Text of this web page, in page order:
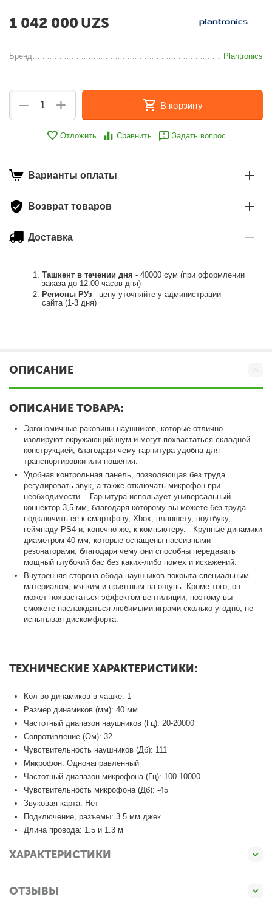
1 042 000 UZS
Бренд Plantronics
+
− В корзину
Отложить Сравнить Задать вопрос
Варианты оплаты
Возврат товаров
Доставка
Ташкент в течении дня - 40000 сум (при оформлении
заказа до 12.00 часов дня)
Регионы РУз - цену уточняйте у администрации
сайта (1-3 дня)
ОПИСАНИЕ
ОПИСАНИЕ ТОВАРА:
Эргономичные раковины наушников, которые отлично
изолируют окружающий шум и могут похвастаться складной
конструкцией, благодаря чему гарнитура удобна для
транспортировки или ношения.
Удобная контрольная панель, позволяющая без труда
регулировать звук, а также отключать микрофон при
необходимости. - Гарнитура использует универсальный
коннектор 3,5 мм, благодаря которому вы можете без труда
подключить ее к смартфону, Xbox, планшету, ноутбуку,
геймпаду PS4 и, конечно же, к компьютеру. - Крупные динамики
диаметром 40 мм, которые оснащены пассивными
резонаторами, благодаря чему они способны передавать
мощный глубокий бас без каких-либо помех и искажений.
Внутренняя сторона обода наушников покрыта специальным
материалом, мягким и приятным на ощупь. Кроме того, он
может похвастаться эффектом вентиляции, поэтому вы
сможете наслаждаться любимыми играми сколько угодно, не
испытывая дискомфорта.
ТЕХНИЧЕСКИЕ ХАРАКТЕРИСТИКИ:
Кол-во динамиков в чашке: 1
Размер динамиков (мм): 40 мм
Частотный диапазон наушников (Гц): 20-20000
Сопротивление (Ом): 32
Чувствительность наушников (Дб): 111
Микрофон: Однонаправленный
Частотный диапазон микрофона (Гц): 100-10000
Чувствительность микрофона (Дб): -45
Звуковая карта: Нет
Подключение, разъемы: 3.5 мм джек
Длина провода: 1.5 и 1.3 м
ХАРАКТЕРИСТИКИ
ОТЗЫВЫ